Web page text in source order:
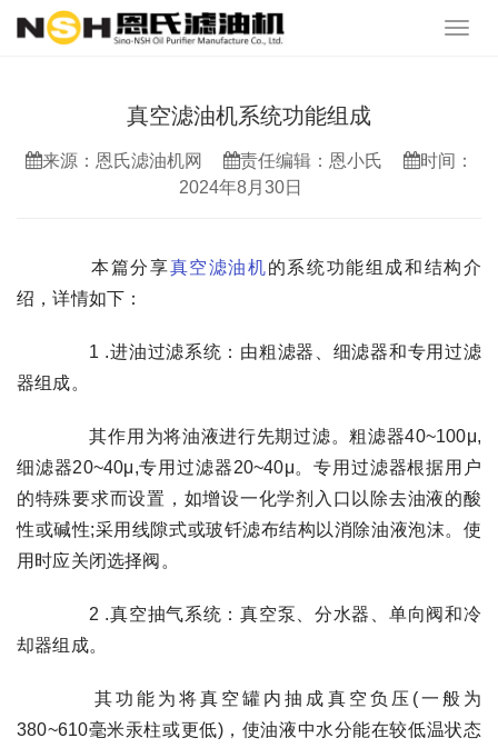
真空滤油机系统功能组成
来源：恩氏滤油机网 责任编辑：恩小氏
时间：
2024年8月30日
本篇分享真空滤油机的系统功能组成和结构介
绍，详情如下：
1 .进油过滤系统：由粗滤器、细滤器和专用过滤
器组成。
其作用为将油液进行先期过滤。粗滤器40~100μ,
细滤器20~40μ,专用过滤器20~40μ。专用过滤器根据用户
的特殊要求而设置，如增设一化学剂入口以除去油液的酸
性或碱性;采用线隙式或玻钎滤布结构以消除油液泡沫。使
用时应关闭选择阀。
2 .真空抽气系统：真空泵、分水器、单向阀和冷
却器组成。
其功能为将真空罐内抽成真空负压(一般为
380~610毫米汞柱或更低)，使油液中水分能在较低温状态